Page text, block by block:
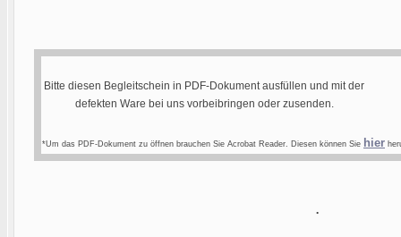
Bitte diesen Begleitschein in PDF-Dokument ausfüllen und mit der
defekten Ware bei uns vorbeibringen oder zusenden.
*Um das PDF-Dokument zu öffnen brauchen Sie Acrobat Reader. Diesen können Sie hier
.